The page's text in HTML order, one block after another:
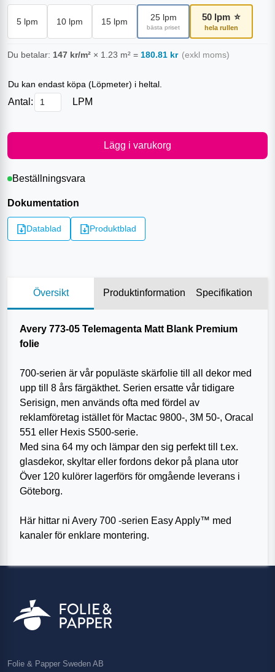
5 lpm 10 lpm 15 lpm 25lpm
bästa priset
50 lpm ⭐
hela rullen
Du betalar: 147 kr/m² × 1.23 m² = 180.81 kr (exkl moms)
Du kan endast köpa (Löpmeter) i heltal.
Antal: LPM
Lägg i varukorg
Beställningsvara
Dokumentation
Datablad Produktblad
Översikt Produktinformation Specifikation
Avery 773-05 Telemagenta Matt Blank Premium
folie
700-serien är vår populäste skärfolie till all dekor med
upp till 8 års färgäkthet. Serien ersatte vår tidigare
Serisign, men används ofta med fördel av
reklamföretag istället för Mactac 9800-, 3M 50-, Oracal
551 eller Hexis S500-serie.
Med sina 64 my och lämpar den sig perfekt till t.ex.
glasdekor, skyltar eller fordons dekor på plana utor
Över 120 kulörer lagerförs för omgående leverans i
Göteborg.
Här hittar ni Avery 700 -serien Easy Apply™ med
kanaler för enklare montering.
Folie & Papper Sweden AB